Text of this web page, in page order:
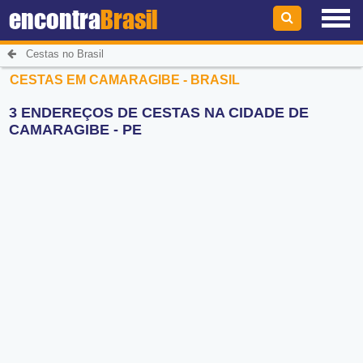
encontraBrasil
Cestas no Brasil
CESTAS EM CAMARAGIBE - BRASIL
3 ENDEREÇOS DE CESTAS NA CIDADE DE
CAMARAGIBE - PE